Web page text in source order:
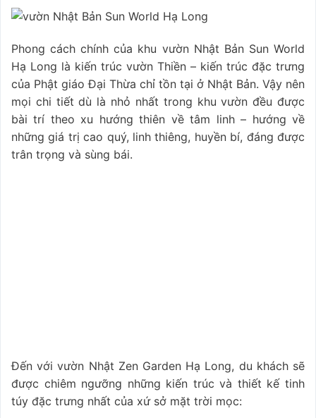
Phong cách chính của khu vườn Nhật Bản Sun World
Hạ Long là kiến trúc vườn Thiền – kiến trúc đặc trưng
của Phật giáo Đại Thừa chỉ tồn tại ở Nhật Bản. Vậy nên
mọi chi tiết dù là nhỏ nhất trong khu vườn đều được
bài trí theo xu hướng thiên về tâm linh – hướng về
những giá trị cao quý, linh thiêng, huyền bí, đáng được
trân trọng và sùng bái.
Đến với vườn Nhật Zen Garden Hạ Long, du khách sẽ
được chiêm ngưỡng những kiến trúc và thiết kế tinh
túy đặc trưng nhất của xứ sở mặt trời mọc: